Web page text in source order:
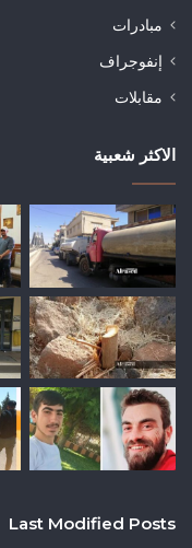
مبادرات
إنفوجراف
مقابلات
الاكثر شعبية
Last Modified Posts